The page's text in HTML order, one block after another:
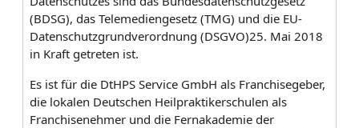
(BDSG), das Telemediengesetz (TMG) und die EU-
Datenschutzgrundverordnung (DSGVO)25. Mai 2018
in Kraft getreten ist.
Es ist für die DtHPS Service GmbH als Franchisegeber,
die lokalen Deutschen Heilpraktikerschulen als
Franchise­nehmer und die Fernakademie der